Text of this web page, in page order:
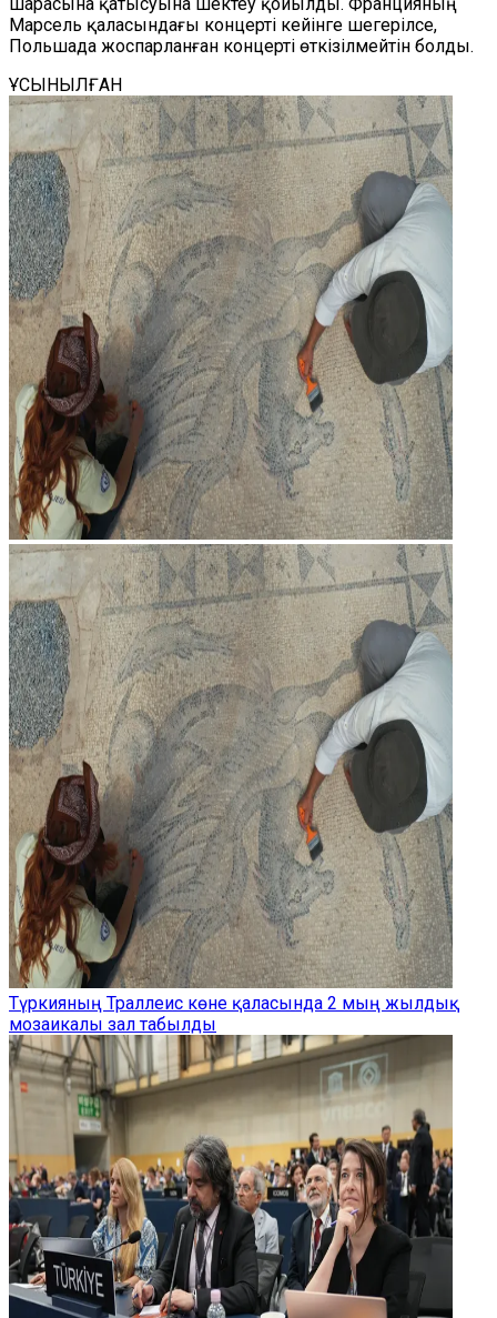
Марсель қаласындағы концерті кейінге шегерілсе,
Польшада жоспарланған концерті өткізілмейтін болды.
ҰСЫНЫЛҒАН
Түркияның Траллеис көне қаласында 2 мың жылдық
мозаикалы зал табылды